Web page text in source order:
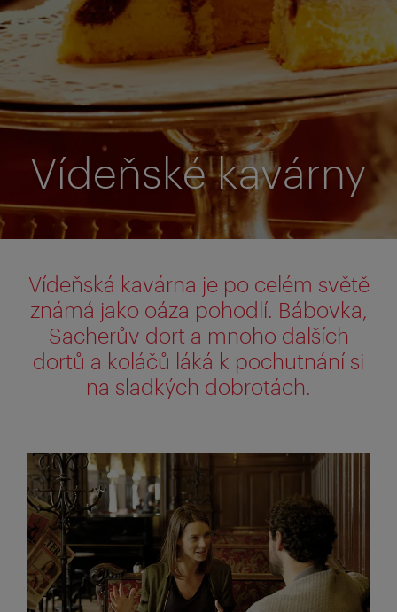
Vídeňské kavárny
Vídeňská kavárna je po celém světě
známá jako oáza pohodlí. Bábovka,
Sacherův dort a mnoho dalších
dortů a koláčů láká k pochutnání si
na sladkých dobrotách.